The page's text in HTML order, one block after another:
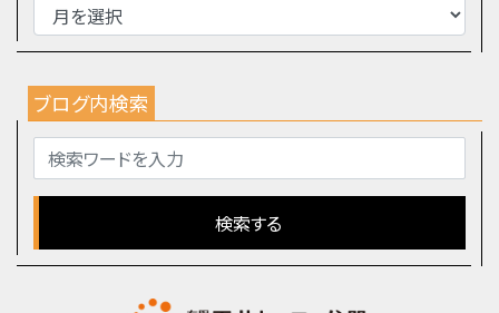
ブログ内検索